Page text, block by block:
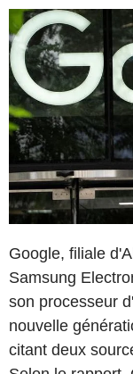
Google, filiale
Samsung
son processeur
nouvelle
citant deux